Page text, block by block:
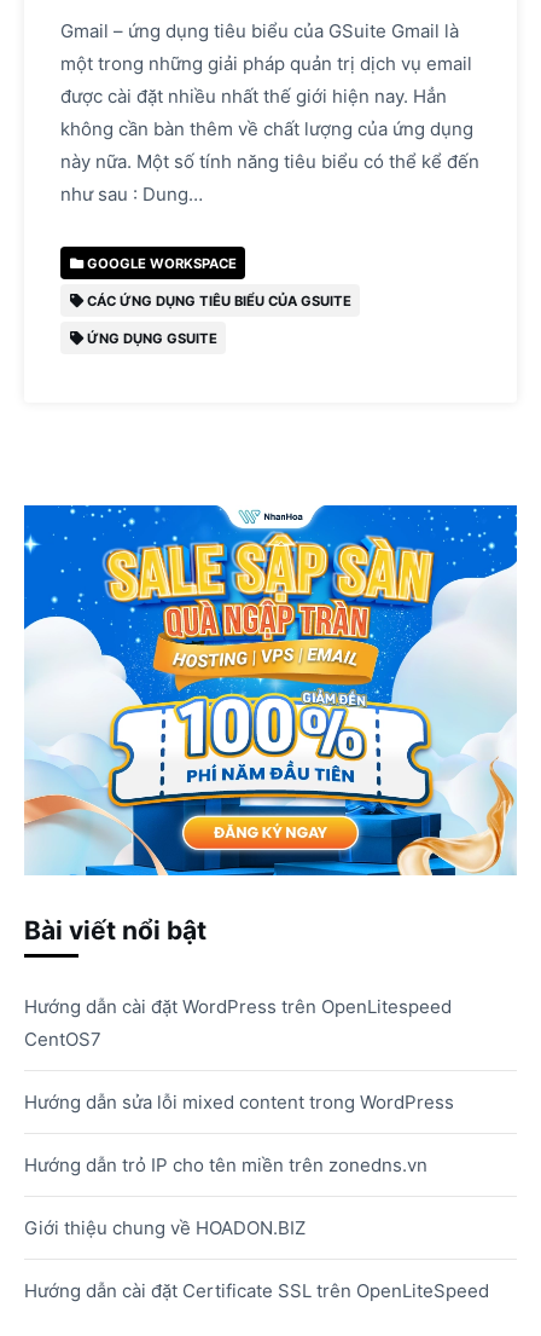
Gmail – ứng dụng tiêu biểu của GSuite Gmail là
một trong những giải pháp quản trị dịch vụ email
được cài đặt nhiều nhất thế giới hiện nay. Hẳn
không cần bàn thêm về chất lượng của ứng dụng
này nữa. Một số tính năng tiêu biểu có thể kể đến
như sau : Dung…
GOOGLE WORKSPACE
CÁC ỨNG DỤNG TIÊU BIỂU CỦA GSUITE
ỨNG DỤNG GSUITE
Bài viết nổi bật
Hướng dẫn cài đặt WordPress trên OpenLitespeed
CentOS7
Hướng dẫn sửa lỗi mixed content trong WordPress
Hướng dẫn trỏ IP cho tên miền trên zonedns.vn
Giới thiệu chung về HOADON.BIZ
Hướng dẫn cài đặt Certificate SSL trên OpenLiteSpeed